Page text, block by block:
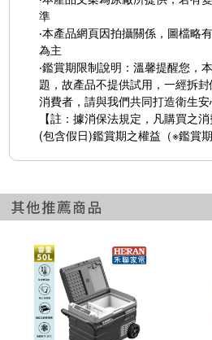
準
‧本產品網頁因拍攝關係，圖檔略
為主
‧鑑賞期限制說明：溫馨提醒您，
題，故產品不提供試用，一經拆
消費者，請與我們共同打造衛生
【註：據消保法規定，凡購買之
(包含假日)鑑賞期之權益（※鑑賞